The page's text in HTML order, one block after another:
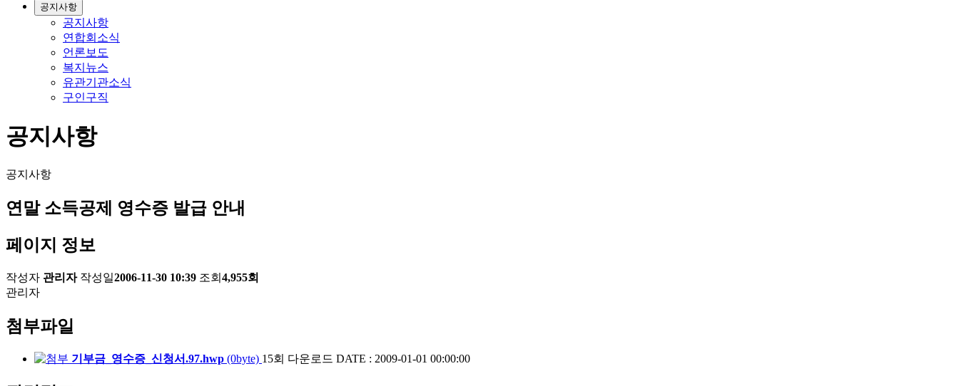
공지사항
공지사항
연합회소식
언론보도
복지뉴스
유관기관소식
구인구직
공지사항
공지사항
연말 소득공제 영수증 발급 안내
페이지 정보
작성자 관리자 작성일2006-11-30 10:39 조회 4,955회
관리자
첨부파일
기부금_영수증_신청서.97.hwp (0byte) 15회 다운로드 DATE : 2009-01-01 00:00:00